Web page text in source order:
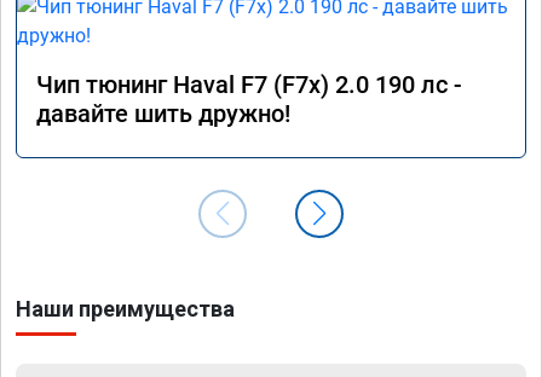
Чип тюнинг Haval F7 (F7x) 2.0 190 лс -
давайте шить дружно!
Наши преимущества